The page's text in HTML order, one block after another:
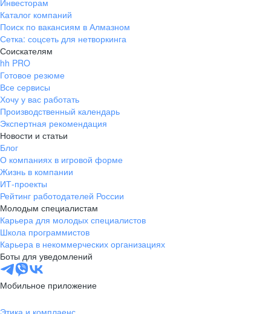
Инвесторам
Каталог компаний
Поиск по вакансиям в Алмазном
Сетка: соцсеть для нетворкинга
Соискателям
hh PRO
Готовое резюме
Все сервисы
Хочу у вас работать
Производственный календарь
Экспертная рекомендация
Новости и статьи
Блог
О компаниях в игровой форме
Жизнь в компании
ИТ-проекты
Рейтинг работодателей России
Молодым специалистам
Карьера для молодых специалистов
Школа программистов
Карьера в некоммерческих организациях
Боты для уведомлений
Мобильное приложение